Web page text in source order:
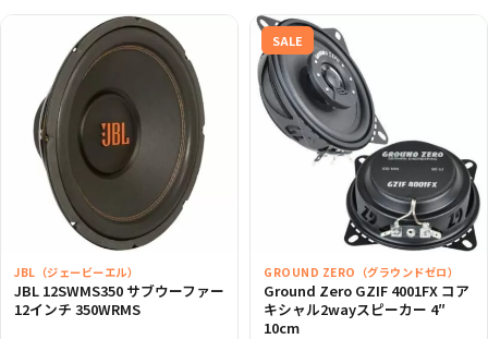
JBL（ジェービーエル）
JBL 12SWMS350 サブウーファー
12インチ 350WRMS
SALE
GROUND ZERO（グラウンドゼロ）
Ground Zero GZIF 4001FX コア
キシャル2wayスピーカー 4″
10cm